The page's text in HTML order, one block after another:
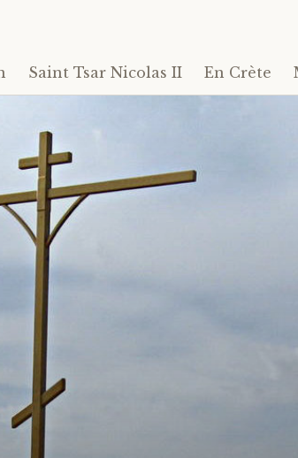
Saint Tsar Nicolas II En Crète